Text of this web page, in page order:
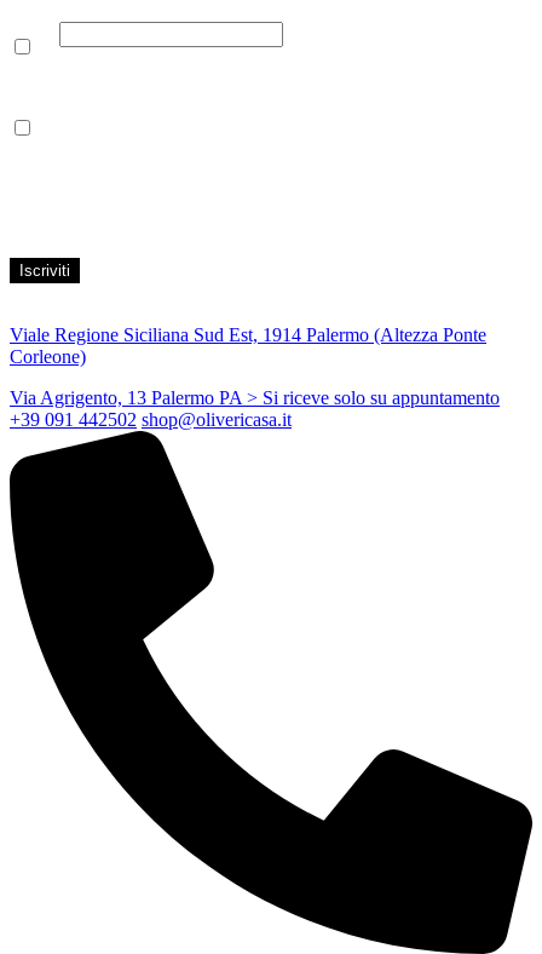
Viale Regione Siciliana Sud Est, 1914 Palermo (Altezza Ponte
Corleone)
Via Agrigento, 13 Palermo PA > Si riceve solo su appuntamento
+39 091 442502 shop@olivericasa.it